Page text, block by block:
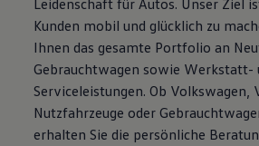
Lifestyle
Transport
Familie
Elektromobilität
Volkswagen R
Pannen- und Unfallhilfe
Volkswagen
Leidenschaft für Autos. Unser Ziel
Kunden mobil und glücklich zu
Ihnen das gesamte Portfolio an
Gebrauchtwagen sowie Werkstatt-
Serviceleistungen. Ob Volkswagen,
Nutzfahrzeuge oder
erhalten Sie die persönliche